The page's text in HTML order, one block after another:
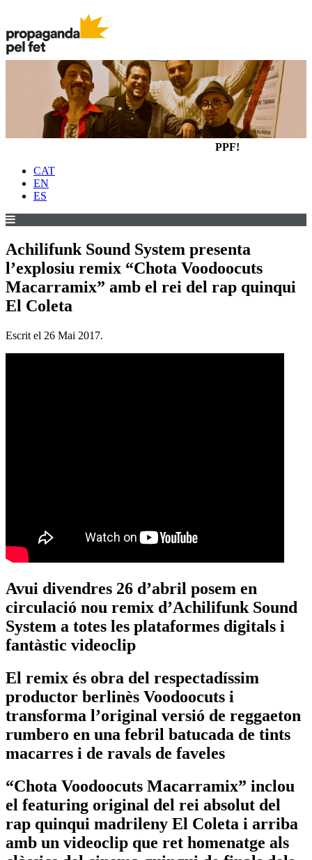
PPF!
CAT
EN
ES
Achilifunk Sound System presenta
l’explosiu remix “Chota Voodoocuts
Macarramix” amb el rei del rap quinqui
El Coleta
Escrit el 26 Mai 2017.
Avui divendres 26 d’abril posem en
circulació nou remix d’Achilifunk Sound
System a totes les plataformes digitals i
fantàstic videoclip
El remix és obra del respectadíssim
productor berlinès Voodoocuts i
transforma l’original versió de reggaeton
rumbero en una febril batucada de tints
macarres i de ravals de faveles
“Chota Voodoocuts Macarramix” inclou
el featuring original del rei absolut del
rap quinqui madrileny El Coleta i arriba
amb un videoclip que ret homenatge als